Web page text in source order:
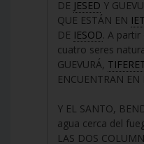
DE JESED Y
QUE ESTÁN EN
DE IESOD. A
cuatro seres
GUEVURÁ,
ENCUENTRAN
Y EL SANTO,
agua cerca del
LAS DOS